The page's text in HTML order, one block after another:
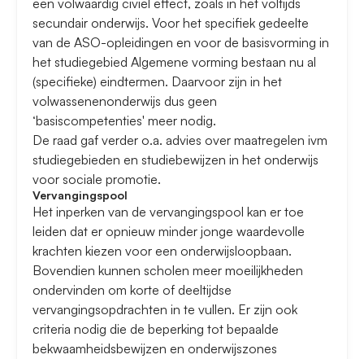
een volwaardig civiel effect, zoals in het voltijds
secundair onderwijs. Voor het specifiek gedeelte
van de ASO-opleidingen en voor de basisvorming in
het studiegebied Algemene vorming bestaan nu al
(specifieke) eindtermen. Daarvoor zijn in het
volwassenenonderwijs dus geen
‘basiscompetenties' meer nodig.
De raad gaf verder o.a. advies over maatregelen ivm
studiegebieden en studiebewijzen in het onderwijs
voor sociale promotie.
Vervangingspool
Het inperken van de vervangingspool kan er toe
leiden dat er opnieuw minder jonge waardevolle
krachten kiezen voor een onderwijsloopbaan.
Bovendien kunnen scholen meer moeilijkheden
ondervinden om korte of deeltijdse
vervangingsopdrachten in te vullen. Er zijn ook
criteria nodig die de beperking tot bepaalde
bekwaamheidsbewijzen en onderwijszones